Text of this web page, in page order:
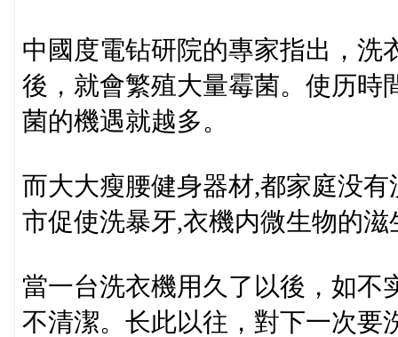
中國度電钻研院的專家指出，洗
後，就會繁殖大量霉菌。使历時
菌的機遇就越多。
而大大瘦腰健身器材,都家庭没
市促使洗暴牙,衣機内微生物的滋
當一台洗衣機用久了以後，如不
不清潔。长此以往，對下一次要